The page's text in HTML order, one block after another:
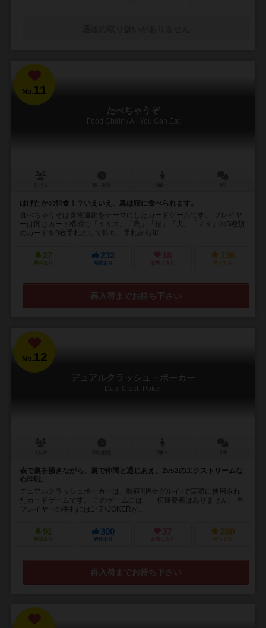
No.11
たべちゃうぞ
Food Chain / All You Can Eat
はげたかの餌食！？いえいえ、鳥は猫に食べられます。
食べちゃうぞは食物連鎖をテーマにしたカードゲームです。 プレイヤ
ーは同じカード構成で「ミミズ」「鳥」「猫」「犬」「ノミ」の5種類
のカードを9枚手札として持ち、手札から毎...
27
興味あり
232
経験あり
18
お気に入り
136
持ってる
再入荷までお待ち下さい
No.12
デュアルクラッシュ・ポーカー
Dual Clash Poker
表で裏を掻きながら、裏で仲間と通じあえ。2vs2のエクストリームな
心理戦。
デュアルクラッシュポーカーは、映画｢賭ケグルイ｣で実際に使用され
たカードゲームです。 このゲームには、一切運要素はありません。 各
プレイヤーの手札には1~7+JOKERが...
91
興味あり
300
経験あり
37
お気に入り
280
持ってる
再入荷までお待ち下さい